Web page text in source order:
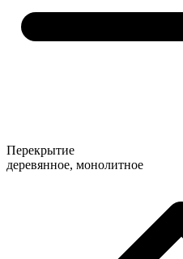
Перекрытие
деревянное, монолитное